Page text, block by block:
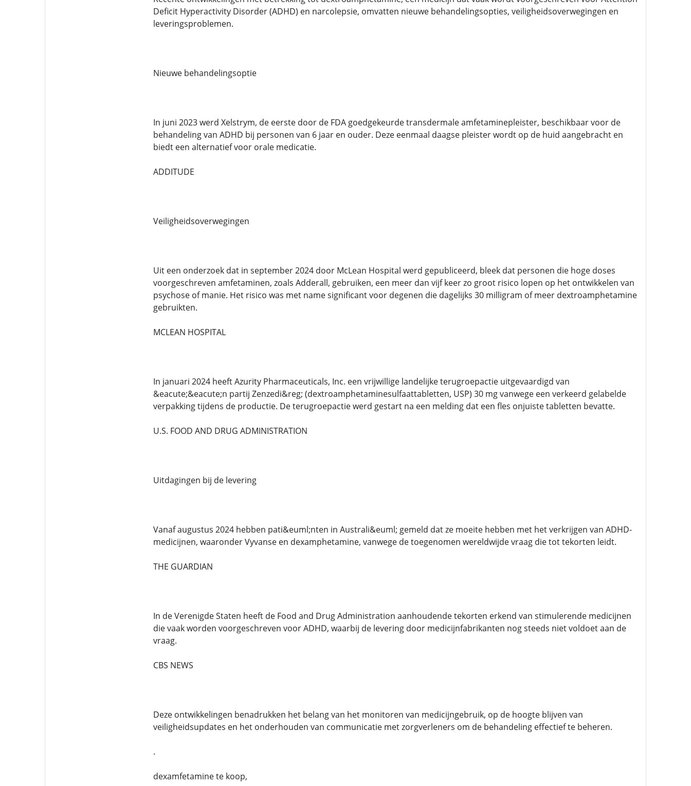
Deficit Hyperactivity Disorder (ADHD) en narcolepsie, omvatten nieuwe behandelingsopties, veiligheidsoverwegingen en
leveringsproblemen.
Nieuwe behandelingsoptie
In juni 2023 werd Xelstrym, de eerste door de FDA goedgekeurde transdermale amfetaminepleister, beschikbaar voor de
behandeling van ADHD bij personen van 6 jaar en ouder. Deze eenmaal daagse pleister wordt op de huid aangebracht en
biedt een alternatief voor orale medicatie.
ADDITUDE
Veiligheidsoverwegingen
Uit een onderzoek dat in september 2024 door McLean Hospital werd gepubliceerd, bleek dat personen die hoge doses
voorgeschreven amfetaminen, zoals Adderall, gebruiken, een meer dan vijf keer zo groot risico lopen op het ontwikkelen van
psychose of manie. Het risico was met name significant voor degenen die dagelijks 30 milligram of meer dextroamphetamine
gebruikten.
MCLEAN HOSPITAL
In januari 2024 heeft Azurity Pharmaceuticals, Inc. een vrijwillige landelijke terugroepactie uitgevaardigd van
&eacute;&eacute;n partij Zenzedi&reg; (dextroamphetaminesulfaattabletten, USP) 30 mg vanwege een verkeerd gelabelde
verpakking tijdens de productie. De terugroepactie werd gestart na een melding dat een fles onjuiste tabletten bevatte.
U.S. FOOD AND DRUG ADMINISTRATION
Uitdagingen bij de levering
Vanaf augustus 2024 hebben pati&euml;nten in Australi&euml; gemeld dat ze moeite hebben met het verkrijgen van ADHD-
medicijnen, waaronder Vyvanse en dexamphetamine, vanwege de toegenomen wereldwijde vraag die tot tekorten leidt.
THE GUARDIAN
In de Verenigde Staten heeft de Food and Drug Administration aanhoudende tekorten erkend van stimulerende medicijnen
die vaak worden voorgeschreven voor ADHD, waarbij de levering door medicijnfabrikanten nog steeds niet voldoet aan de
vraag.
CBS NEWS
Deze ontwikkelingen benadrukken het belang van het monitoren van medicijngebruik, op de hoogte blijven van
veiligheidsupdates en het onderhouden van communicatie met zorgverleners om de behandeling effectief te beheren.
.
dexamfetamine te koop,